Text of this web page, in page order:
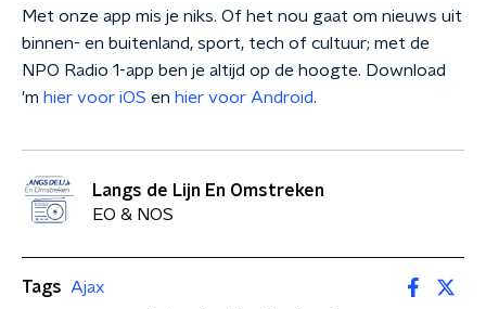
Met onze app mis je niks. Of het nou gaat om nieuws uit
binnen- en buitenland, sport, tech of cultuur; met de
NPO Radio 1-app ben je altijd op de hoogte. Download
'm hier voor iOS en hier voor Android.
Langs de Lijn En Omstreken
EO & NOS
Tags
Ajax